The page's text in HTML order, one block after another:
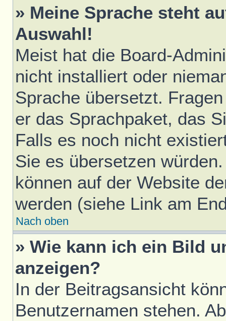
» Meine Sprache steht
Auswahl!
Meist hat die Board-
nicht installiert oder
Sprache übersetzt.
er das Sprachpaket, das
Falls es noch nicht
Sie es übersetzen
können auf der Website
werden (siehe Link am
Nach oben
» Wie kann ich ein Bild
anzeigen?
In der Beitragsansicht
Benutzernamen stehen.